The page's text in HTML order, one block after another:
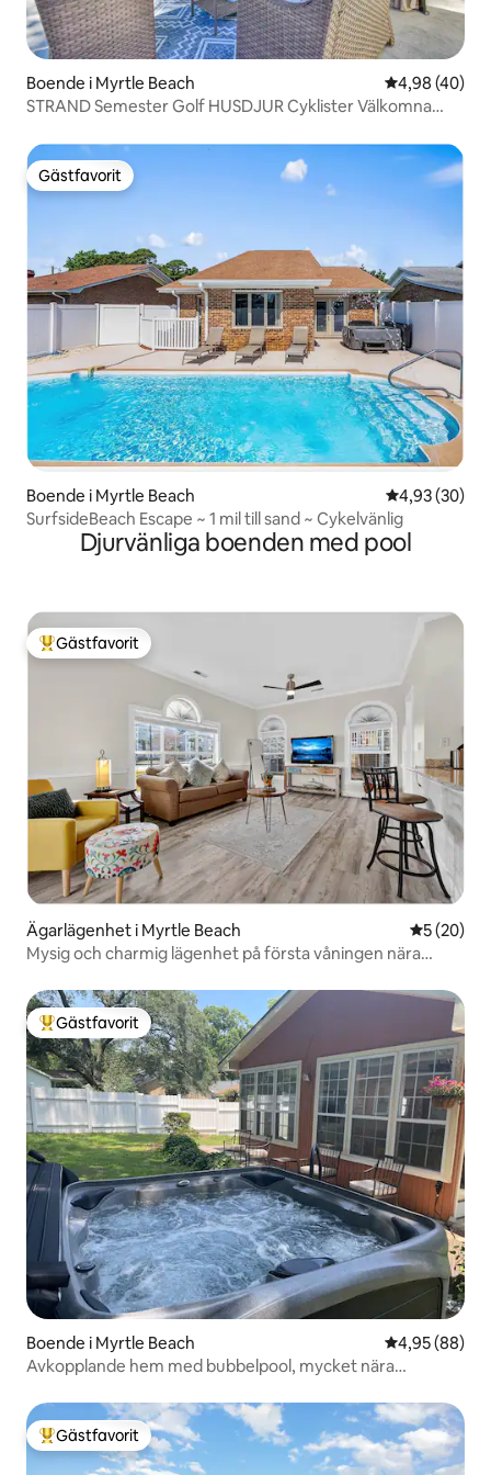
Boende i Myrtle Beach 4,98 av 5 i
4,98 (40)
STRAND Semester Golf HUSDJUR Cyklister Välkomna
Gästfavorit
Gästfavorit
Boende i Myrtle Beach 4,93 av 5 i
4,93 (30)
SurfsideBeach Escape ~ 1 mil till sand ~ Cykelvänlig
Djurvänliga boenden med pool
Populär gästfavorit
Gästfavorit
Ägarlägenhet i Myrtle Beach 5 av 5 i
5 (20)
Mysig och charmig lägenhet på första våningen nära
Populär gästfavorit
Gästfavorit
Boende i Myrtle Beach 4,95 av 5 i
4,95 (88)
Avkopplande hem med bubbelpool, mycket nära
Populär gästfavorit
Gästfavorit